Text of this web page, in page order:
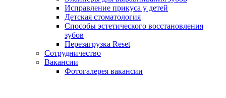
Исправление прикуса у детей
Детская стоматология
Способы эстетического восстановления
зубов
Перезагрузка Reset
Сотрудничество
Вакансии
Фотогалерея вакансии